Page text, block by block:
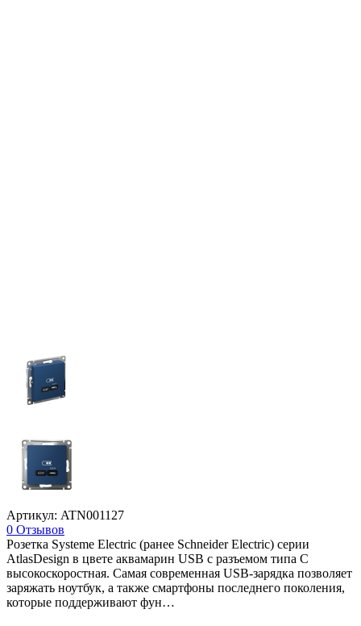
Артикул: ATN001127
0 Отзывов
Розетка Systeme Electric (ранее Schneider Electric) серии
AtlasDesign в цвете аквамарин USB с разъемом типа C
высокоскоростная. Самая современная USB-зарядка позволяет
заряжать ноутбук, а также смартфоны последнего поколения,
которые поддерживают фун…